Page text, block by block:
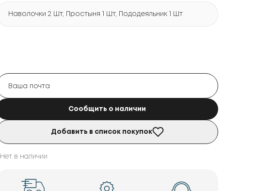
Наволочки 2 Шт, Простыня 1 Шт, Пододеяльник 1 Шт
Сообщить о наличии
Добавить в список покупок
Нет в наличии